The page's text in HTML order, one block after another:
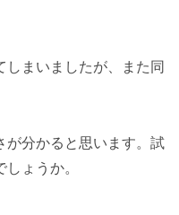
まいましたが、また同
が分かると思います。試
ょうか。